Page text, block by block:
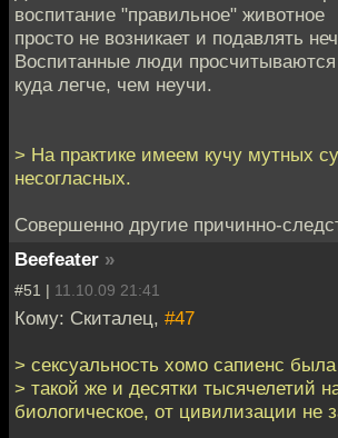
воспитание "правильное" животное
просто не возникает и подавлять
Воспитанные люди просчитываются
куда легче, чем неучи.
> На практике имеем кучу мутных
несогласных.
Совершенно другие причинно-
Beefeater »
#51 | 11.10.09 21:41
Кому: Скиталец, #47
> сексуальность хомо сапиенс
> такой же и десятки тысячелетий
биологическое, от цивилизации не